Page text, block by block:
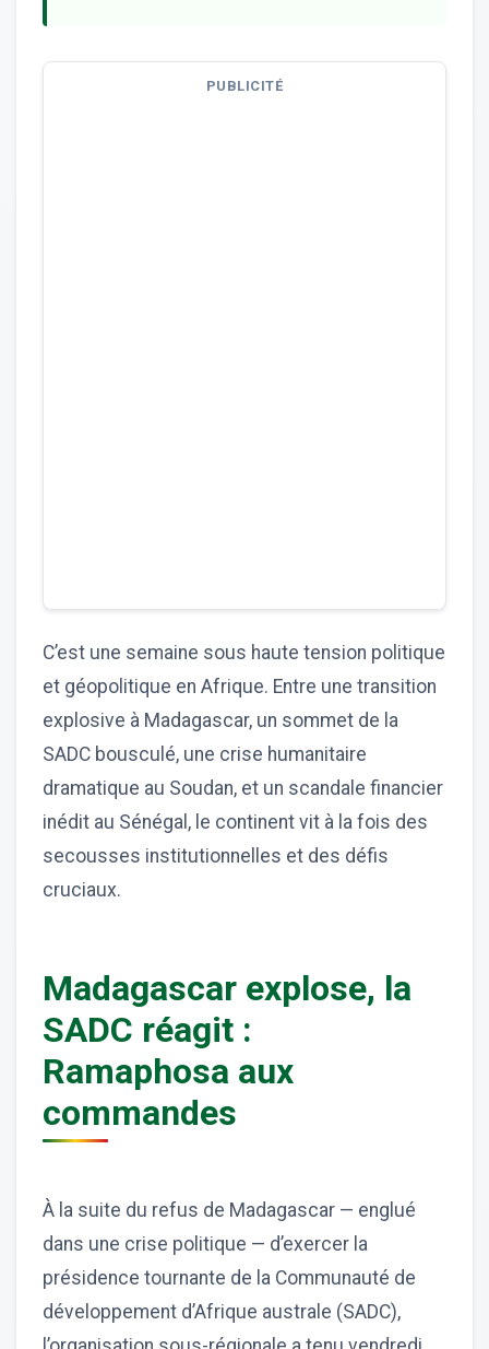
PUBLICITÉ
C’est une semaine sous haute tension politique
et géopolitique en Afrique. Entre une transition
explosive à Madagascar, un sommet de la
SADC bousculé, une crise humanitaire
dramatique au Soudan, et un scandale financier
inédit au Sénégal, le continent vit à la fois des
secousses institutionnelles et des défis
cruciaux.
Madagascar explose, la
SADC réagit :
Ramaphosa aux
commandes
À la suite du refus de Madagascar — englué
dans une crise politique — d’exercer la
présidence tournante de la Communauté de
développement d’Afrique australe (SADC),